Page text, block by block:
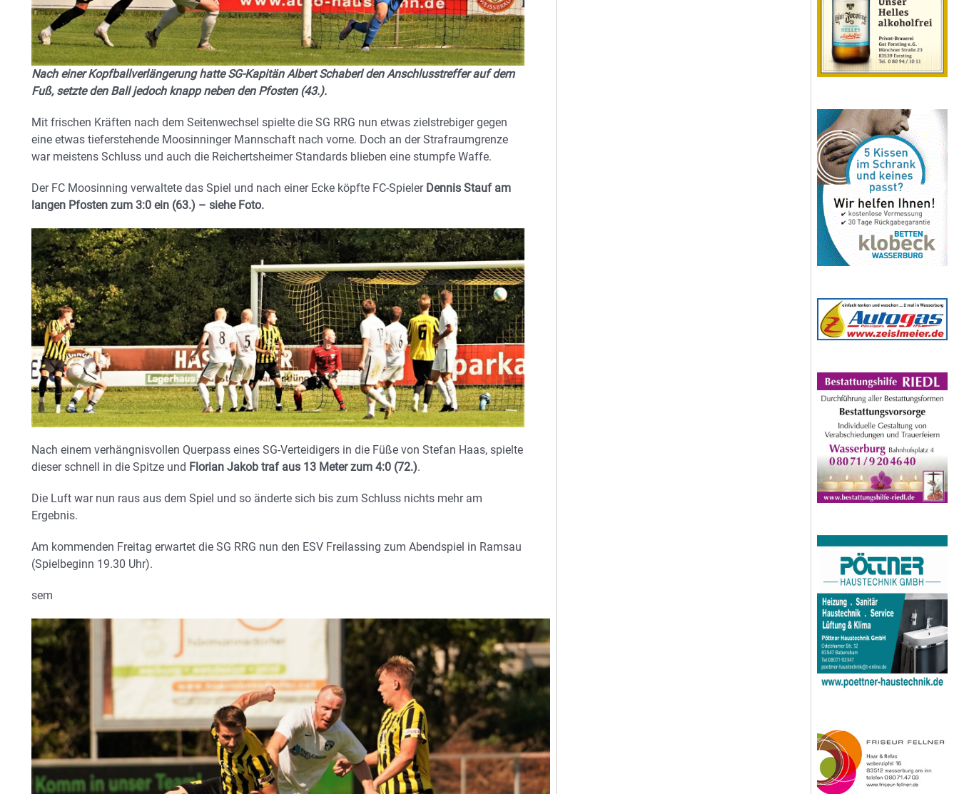
Nach einer Kopfballverlängerung hatte SG-Kapitän Albert Schaberl den Anschlusstreffer auf dem
Fuß, setzte den Ball jedoch knapp neben den Pfosten (43.).
Mit frischen Kräften nach dem Seitenwechsel spielte die SG RRG nun etwas zielstrebiger gegen
eine etwas tieferstehende Moosinninger Mannschaft nach vorne. Doch an der Strafraumgrenze
war meistens Schluss und auch die Reichertsheimer Standards blieben eine stumpfe Waffe.
Der FC Moosinning verwaltete das Spiel und nach einer Ecke köpfte FC-Spieler Dennis Stauf am
langen Pfosten zum 3:0 ein (63.) – siehe Foto.
Nach einem verhängnisvollen Querpass eines SG-Verteidigers in die Füße von Stefan Haas, spielte
dieser schnell in die Spitze und Florian Jakob traf aus 13 Meter zum 4:0 (72.).
Die Luft war nun raus aus dem Spiel und so änderte sich bis zum Schluss nichts mehr am
Ergebnis.
Am kommenden Freitag erwartet die SG RRG nun den ESV Freilassing zum Abendspiel in Ramsau
(Spielbeginn 19.30 Uhr).
sem